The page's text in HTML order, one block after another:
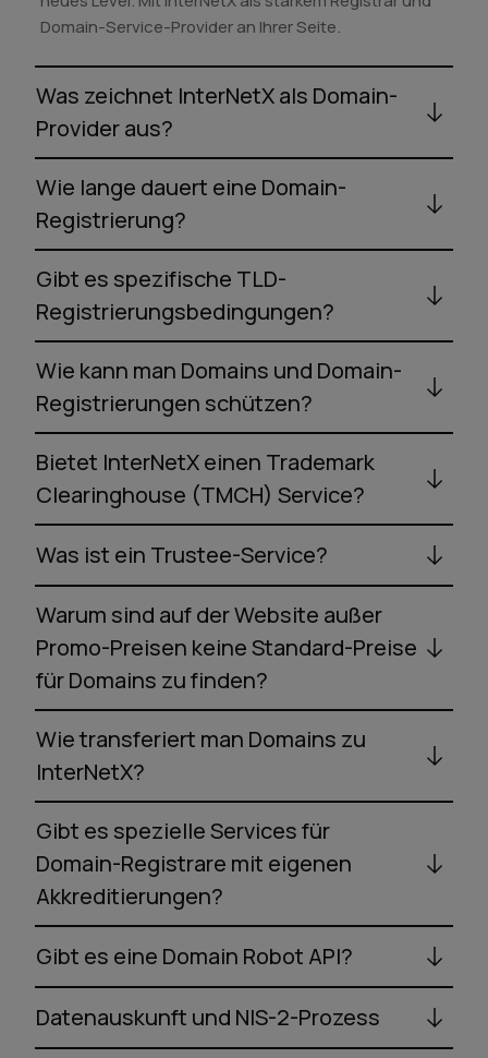
Domain-Service-Provider an Ihrer Seite.
Was zeichnet InterNetX als Domain-
Provider aus?
Wie lange dauert eine Domain-
Registrierung?
Gibt es spezifische TLD-
Registrierungsbedingungen?
Wie kann man Domains und Domain-
Registrierungen schützen?
Bietet InterNetX einen Trademark
Clearinghouse (TMCH) Service?
Was ist ein Trustee-Service?
Warum sind auf der Website außer
Promo-Preisen keine Standard-Preise
für Domains zu finden?
Wie transferiert man Domains zu
InterNetX?
Gibt es spezielle Services für
Domain-Registrare mit eigenen
Akkreditierungen?
Gibt es eine Domain Robot API?
Datenauskunft und NIS-2-Prozess